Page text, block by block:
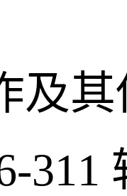
及
311